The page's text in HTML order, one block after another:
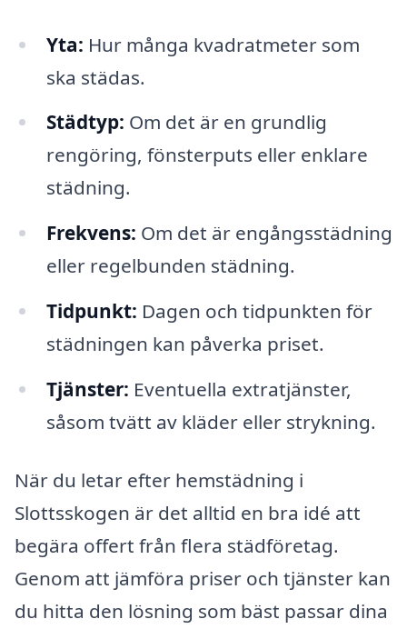
Yta: Hur många kvadratmeter som
ska städas.
Städtyp: Om det är en grundlig
rengöring, fönsterputs eller enklare
städning.
Frekvens: Om det är engångsstädning
eller regelbunden städning.
Tidpunkt: Dagen och tidpunkten för
städningen kan påverka priset.
Tjänster: Eventuella extratjänster,
såsom tvätt av kläder eller strykning.
När du letar efter hemstädning i
Slottsskogen är det alltid en bra idé att
begära offert från flera städföretag.
Genom att jämföra priser och tjänster kan
du hitta den lösning som bäst passar dina